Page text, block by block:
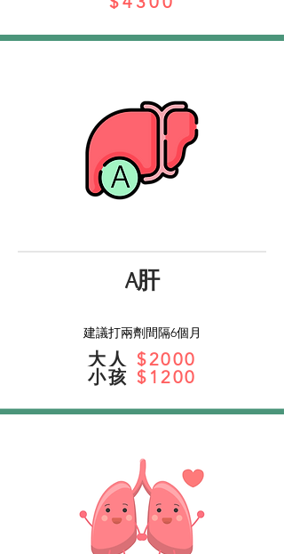
A肝
建議打兩劑間隔6個月
大人 $2000
小孩 $1200